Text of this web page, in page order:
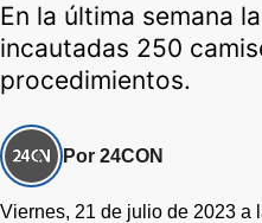
En la última semana
incautadas 250
procedimientos.
Por 24CON
Viernes, 21 de julio de 2023 a